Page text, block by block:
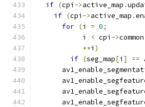
if (cpi ->active_map .
if (cpi ->active_map .
for (i = 0;
           i
< cpi ->common
++i )
if (seg_map[i ] ==